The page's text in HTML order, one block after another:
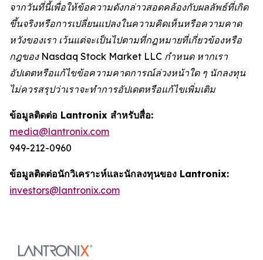
จากวันที่นี้เพื่อให้ข้อความดังกล่าวสอดคล้องกับผลลัพธ์ที่เกิด
ขึ้นจริงหรือการเปลี่ยนแปลงในความคิดเห็นหรือความคาด
หวังของเรา เว้นแต่จะเป็นไปตามที่กฎหมายที่เกี่ยวข้องหรือ
กฎของ Nasdaq Stock Market LLC กำหนด หากเรา
อัปเดตหรือแก้ไขข้อความคาดการณ์ล่วงหน้าใด ๆ นักลงทุน
ไม่ควรสรุปว่าเราจะทำการอัปเดตหรือแก้ไขเพิ่มเติม
ข้อมูลติดต่อ Lantronix สำหรับสื่อ:
media@lantronix.com
949-212-0960
ข้อมูลติดต่อนักวิเคราะห์และนักลงทุนของ Lantronix:
investors@lantronix.com